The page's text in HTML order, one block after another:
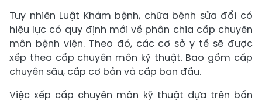
Tuy nhiên Luật Khám bệnh, chữa bệnh sửa đổi có
hiệu lực có quy định mới về phân chia cấp chuyên
môn bệnh viện. Theo đó, các cơ sở y tế sẽ được
xếp theo cấp chuyên môn kỹ thuật. Bao gồm cấp
chuyên sâu, cấp cơ bản và cấp ban đầu.
Việc xếp cấp chuyên môn kỹ thuật dựa trên bốn